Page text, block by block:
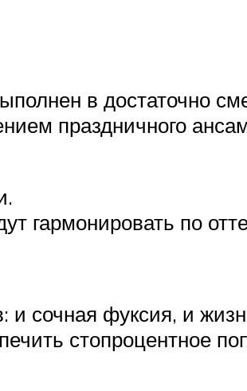
в достаточно
праздничного
гармонировать по
сочная фуксия, и
стопроцентное